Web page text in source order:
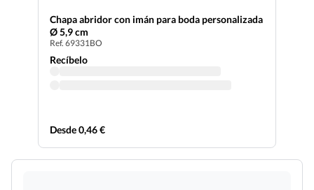
Chapa abridor con imán para boda personalizada
Ø 5,9 cm
Ref. 69331BO
Recíbelo
Desde 0,46 €